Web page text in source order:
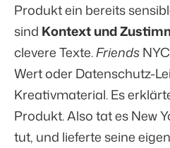
Produkt ein bereits
sind Kontext und
clevere Texte.Friends
Wert oder Datenschutz-
Kreativmaterial. Es
Produkt. Also tat es New
tut, und lieferte seine